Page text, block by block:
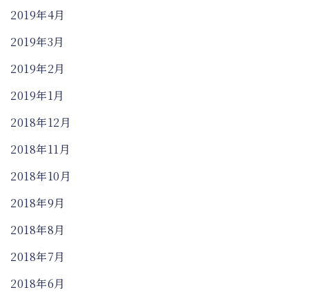
2019年4月
2019年3月
2019年2月
2019年1月
2018年12月
2018年11月
2018年10月
2018年9月
2018年8月
2018年7月
2018年6月